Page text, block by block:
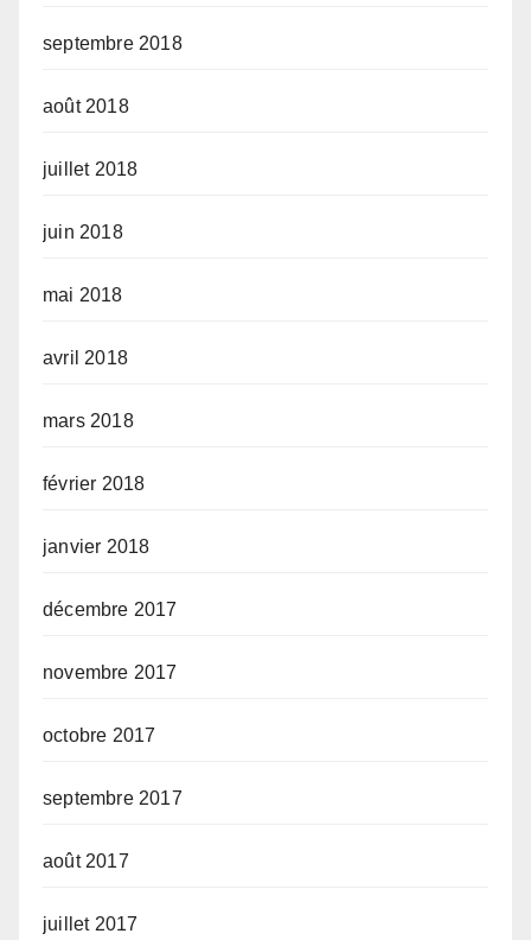
septembre 2018
août 2018
juillet 2018
juin 2018
mai 2018
avril 2018
mars 2018
février 2018
janvier 2018
décembre 2017
novembre 2017
octobre 2017
septembre 2017
août 2017
juillet 2017